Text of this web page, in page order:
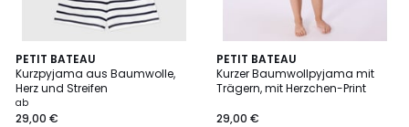
PETIT BATEAU
Kurzpyjama aus Baumwolle,
Herz und Streifen
ab
29,00 €
5
/
5
PETIT BATEAU
Kurzer Baumwollpyjama mit
Trägern, mit Herzchen-Print
29,00 €